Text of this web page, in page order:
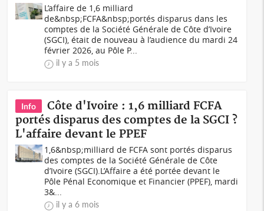
L’affaire de 1,6 milliard
de&nbsp;FCFA&nbsp;portés disparus dans les
comptes de la Société Générale de Côte d’Ivoire
(SGCI), était de nouveau à l’audience du mardi 24
février 2026, au Pôle P...
il y a 5 mois
Info
Côte d'Ivoire : 1,6 milliard FCFA
portés disparus des comptes de la SGCI ?
L'affaire devant le PPEF
1,6&nbsp;milliard de FCFA sont portés disparus
des comptes de la Société Générale de Côte
d’Ivoire (SGCI).L’Affaire a été portée devant le
Pôle Pénal Economique et Financier (PPEF), mardi
3&...
il y a 6 mois